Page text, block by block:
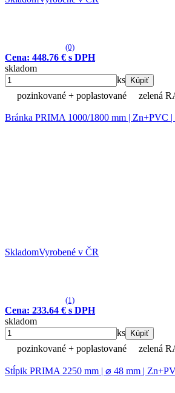
(0)
Cena: 448.76 € s DPH
skladom
ks
Kúpiť
pozinkované + poplastované zelená
Bránka PRIMA 1000/1800 mm | Zn+PVC |
SkladomVyrobené v ČR
(1)
Cena: 233.64 € s DPH
skladom
ks
Kúpiť
pozinkované + poplastované zelená
Stĺpik PRIMA 2250 mm | ⌀ 48 mm |